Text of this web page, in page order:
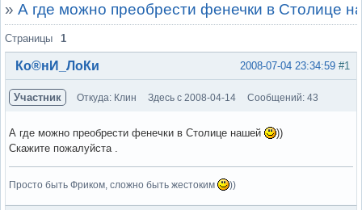
» А где можно преобрести фенечки в Столице
Страницы 1
#1
2008-07-04 23:34:59
Ко®нИ_ЛоКи
Участник Откуда: Клин Здесь с 2008-04-14 Сообщений: 43
А где можно преобрести фенечки в Столице нашей
))
Скажите пожалуйста .
Просто быть Фриком, сложно быть жестоким ))